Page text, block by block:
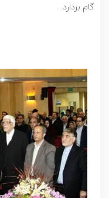
گام بردارد.